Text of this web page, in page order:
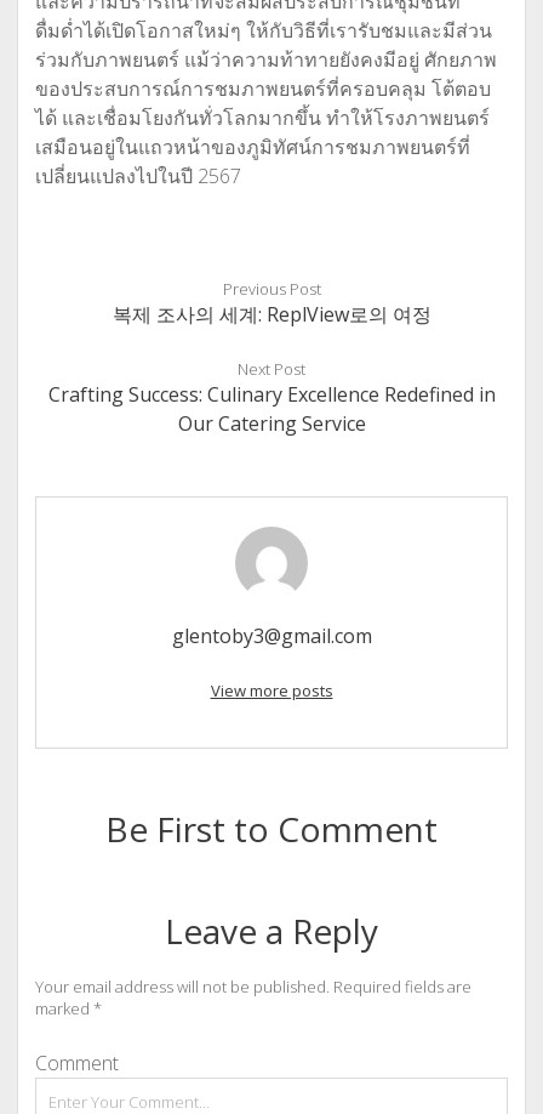
ดื่มด่ำได้เปิดโอกาสใหม่ๆ ให้กับวิธีที่เรารับชมและมีส่วน
ร่วมกับภาพยนตร์ แม้ว่าความท้าทายยังคงมีอยู่ ศักยภาพ
ของประสบการณ์การชมภาพยนตร์ที่ครอบคลุม โต้ตอบ
ได้ และเชื่อมโยงกันทั่วโลกมากขึ้น ทำให้โรงภาพยนตร์
เสมือนอยู่ในแถวหน้าของภูมิทัศน์การชมภาพยนตร์ที่
เปลี่ยนแปลงไปในปี 2567
Previous Post
복제 조사의 세계: ReplView로의 여정
Next Post
Crafting Success: Culinary Excellence Redefined in
Our Catering Service
glentoby3@gmail.com
View more posts
Be First to Comment
Leave a Reply
Your email address will not be published. Required fields are
marked *
Comment